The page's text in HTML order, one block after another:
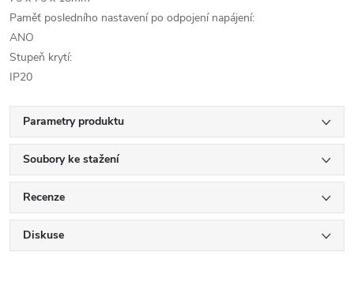
Paměť posledního nastavení po odpojení napájení:
ANO
Stupeň krytí:
IP20
Parametry produktu
Soubory ke stažení
Recenze
Diskuse